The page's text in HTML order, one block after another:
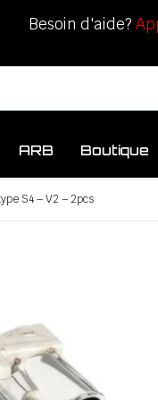
Besoin d'aide?
ARB Boutique
S4 – V2 – 2pcs